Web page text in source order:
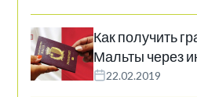
Как получить
Мальты через
22.02.2019